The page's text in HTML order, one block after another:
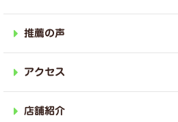
推薦の声
アクセス
店舗紹介